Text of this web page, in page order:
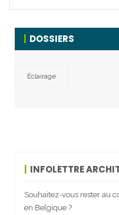
DOSSIERS
Éclairage
INFOLETTRE
Souhaitez-vous rester au
en Belgique ?